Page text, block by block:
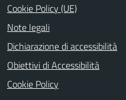
Cookie Policy (UE)
Note legali
Dichiarazione di accessibilità
Obiettivi di Accessibilità
Cookie Policy